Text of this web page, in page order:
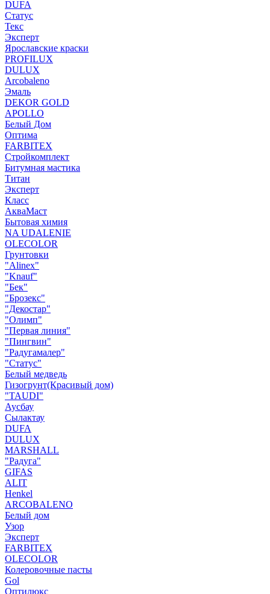
DUFA
Статус
Текс
Эксперт
Ярославские краски
PROFILUX
DULUX
Arcobaleno
Эмаль
DEKOR GOLD
APOLLO
Белый Дом
Оптима
FARBITEX
Стройкомплект
Битумная мастика
Титан
Эксперт
Класс
АкваМаст
Бытовая химия
NA UDALENIE
OLECOLOR
Грунтовки
"Alinex"
"Knauf"
"Бек"
"Брозекс"
"Декостар"
"Олимп"
"Первая линия"
"Пингвин"
"Радугамалер"
"Статус"
Белый медведь
Гизогрунт(Красивый дом)
"TAUDI"
Аусбау
Сылактау
DUFA
DULUX
MARSHALL
"Радуга"
GIFAS
ALIT
Henkel
ARCOBALENO
Белый дом
Узор
Эксперт
FARBITEX
OLECOLOR
Колеровочные пасты
Gol
Оптилюкс